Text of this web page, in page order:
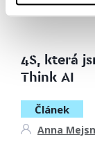
zástupci
4S, která
Think AI
Článek
Anna